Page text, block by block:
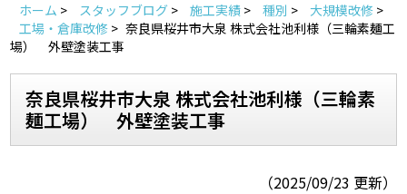
ヨネヤの施工実績
Home お客様の声
スタッフ紹介 よくあるご質問
ホーム > スタッフブログ > 施工実績 > 種別 > 大規模改修 >
工場・倉庫改修 > 奈良県桜井市大泉 株式会社池利様（三輪素麺工
場） 外壁塗装工事
奈良県桜井市大泉 株式会社池利様（三輪素
麺工場） 外壁塗装工事
（2025/09/23 更新）